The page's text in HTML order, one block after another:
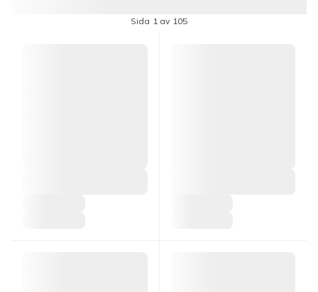
Sida 1 av 105